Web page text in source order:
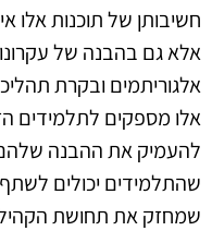
חשיבותן של תוכנות אלו
אלא גם בהבנה של
אלגוריתמים ובקרת
אלו מספקים לתלמידים
להעמיק את ההבנה
שהתלמידים יכולים
שמחזק את תחושת